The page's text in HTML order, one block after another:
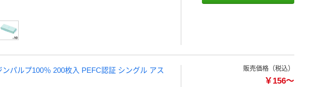
パルプ100％ 200枚入 PEFC認証 シングル アス
販売価格（税込）
￥156～